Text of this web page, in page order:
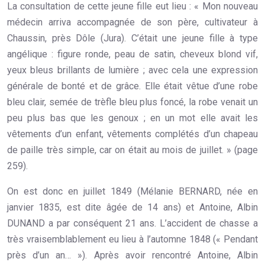
La consultation de cette jeune fille eut lieu : « Mon nouveau
médecin arriva accompagnée de son père, cultivateur à
Chaussin, près Dôle (Jura). C’était une jeune fille à type
angélique : figure ronde, peau de satin, cheveux blond vif,
yeux bleus brillants de lumière ; avec cela une expression
générale de bonté et de grâce. Elle était vêtue d’une robe
bleu clair, semée de trèfle bleu plus foncé, la robe venait un
peu plus bas que les genoux ; en un mot elle avait les
vêtements d’un enfant, vêtements complétés d’un chapeau
de paille très simple, car on était au mois de juillet. » (page
259).
On est donc en juillet 1849 (Mélanie BERNARD, née en
janvier 1835, est dite âgée de 14 ans) et Antoine, Albin
DUNAND a par conséquent 21 ans. L’accident de chasse a
très vraisemblablement eu lieu à l’automne 1848 (« Pendant
près d’un an… »). Après avoir rencontré Antoine, Albin